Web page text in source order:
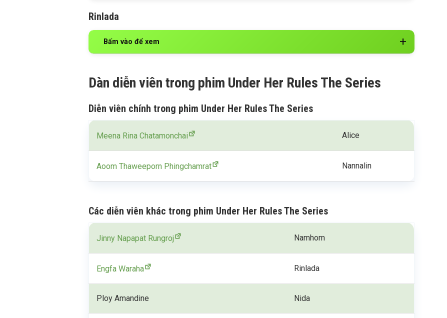
Rinlada
Bấm vào để xem
Dàn diễn viên trong phim Under Her Rules The Series
Diễn viên chính trong phim Under Her Rules The Series
Meena Rina Chatamonchai Alice
Aoom Thaweeporn Phingchamrat Nannalin
Các diễn viên khác trong phim Under Her Rules The Series
Jinny Napapat Rungroj Namhom
Engfa Waraha Rinlada
Ploy Amandine Nida